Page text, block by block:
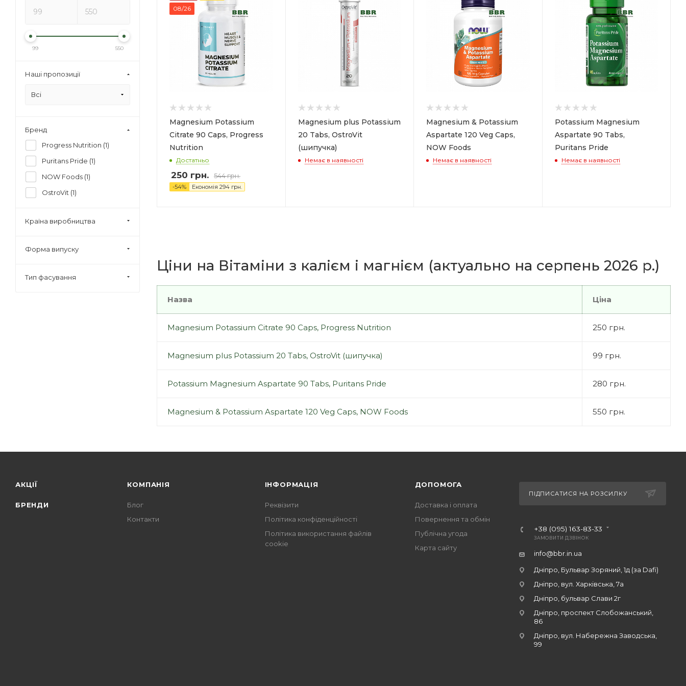
08/26
Magnesium Potassium
Citrate 90 Caps, Progress
Nutrition
Достатньо
250 грн. 544грн.
-54% Економія 294 грн.
Magnesium plus Potassium
20 Tabs, OstroVit
(шипучка)
Немає в наявності
Magnesium & Potassium
Aspartate 120 Veg Caps,
NOW Foods
Немає в наявності
Potassium Magnesium
Aspartate 90 Tabs,
Puritans Pride
Немає в наявності
Ціни на Вітаміни з калієм і магнієм (актуально на серпень 2026 р.)
Назва Ціна
Magnesium Potassium Citrate 90 Caps, Progress Nutrition 250 грн.
Magnesium plus Potassium 20 Tabs, OstroVit (шипучка) 99 грн.
Potassium Magnesium Aspartate 90 Tabs, Puritans Pride 280 грн.
Magnesium & Potassium Aspartate 120 Veg Caps, NOW Foods 550 грн.
99 550
Наші пропозиції
Всі
Бренд
Progress Nutrition (1)
Puritans Pride (1)
NOW Foods (1)
OstroVit (1)
Країна виробництва
Форма випуску
Тип фасування
АКЦІЇ
БРЕНДИ
КОМПАНІЯ
Блог
Контакти
ІНФОРМАЦІЯ
Реквізити
Політика конфіденційності
Політика використання файлів
cookie
ДОПОМОГА
Доставка і оплата
Повернення та обмін
Публічна угода
Карта сайту
ПІДПИСАТИСЯ НА РОЗСИЛКУ
+38 (095) 163-83-33
ЗАМОВИТИ ДЗВІНОК
info@bbr.in.ua
Дніпро, Бульвар Зоряний, 1д (за Dafi)
Дніпро, вул. Харківська, 7а
Дніпро, бульвар Слави 2г
Дніпро, проспект Слобожанський,
86
Дніпро, вул. Набережна Заводська,
99